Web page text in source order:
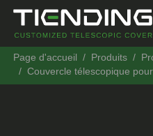
Page d'accueil Produits
Couvercle télescopique